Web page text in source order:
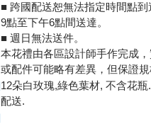
■ 跨國配送恕無法指定時間點
9點至下午6點間送達。
■ 週日無法送件。
本花禮由各區設計師手作完成
或配件可能略有差異，但保證規
12朵白玫瑰,綠色葉材, 不含花
配送.